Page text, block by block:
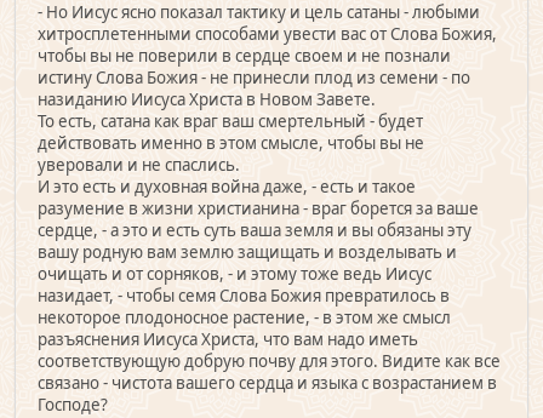
- Но Иисус ясно показал тактику и цель сатаны - любыми
хитросплетенными способами увести вас от Слова Божия,
чтобы вы не поверили в сердце своем и не познали
истину Слова Божия - не принесли плод из семени - по
назиданию Иисуса Христа в Новом Завете.
То есть, сатана как враг ваш смертельный - будет
действовать именно в этом смысле, чтобы вы не
уверовали и не спаслись.
И это есть и духовная война даже, - есть и такое
разумение в жизни христианина - враг борется за ваше
сердце, - а это и есть суть ваша земля и вы обязаны эту
вашу родную вам землю защищать и возделывать и
очищать и от сорняков, - и этому тоже ведь Иисус
назидает, - чтобы семя Слова Божия превратилось в
некоторое плодоносное растение, - в этом же смысл
разъяснения Иисуса Христа, что вам надо иметь
соответствующую добрую почву для этого. Видите как все
связано - чистота вашего сердца и языка с возрастанием в
Господе?